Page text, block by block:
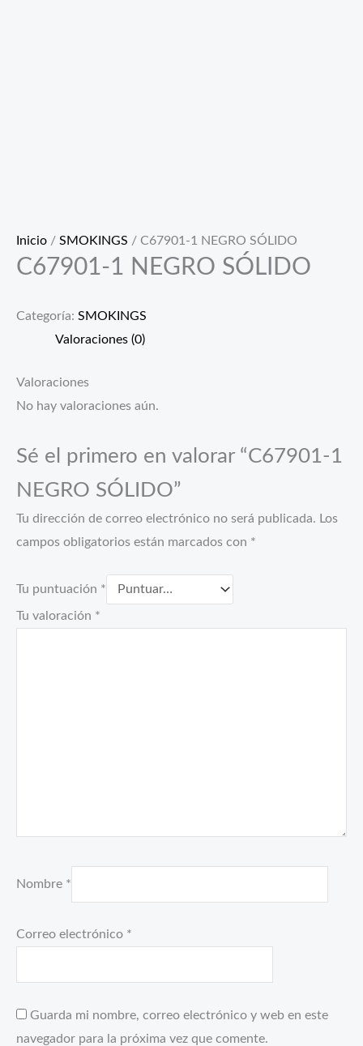
Inicio / SMOKINGS / C67901-1 NEGRO SÓLIDO
C67901-1 NEGRO SÓLIDO
Categoría: SMOKINGS
Valoraciones (0)
Valoraciones
No hay valoraciones aún.
Sé el primero en valorar “C67901-1
NEGRO SÓLIDO”
Tu dirección de correo electrónico no será publicada. Los
campos obligatorios están marcados con *
Tu puntuación *
Tu valoración *
Nombre *
Correo electrónico *
Guarda mi nombre, correo electrónico y web en este
navegador para la próxima vez que comente.